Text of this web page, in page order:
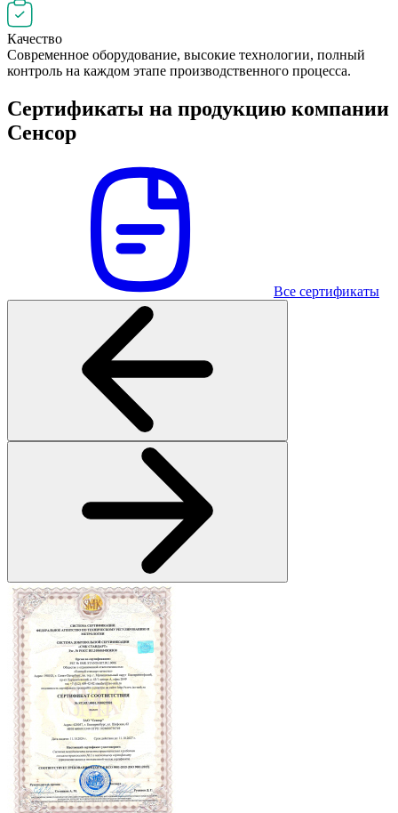
Качество
Современное оборудование, высокие технологии, полный
контроль на каждом этапе производственного процесса.
Сертификаты на продукцию компании
Сенсор
Все сертификаты